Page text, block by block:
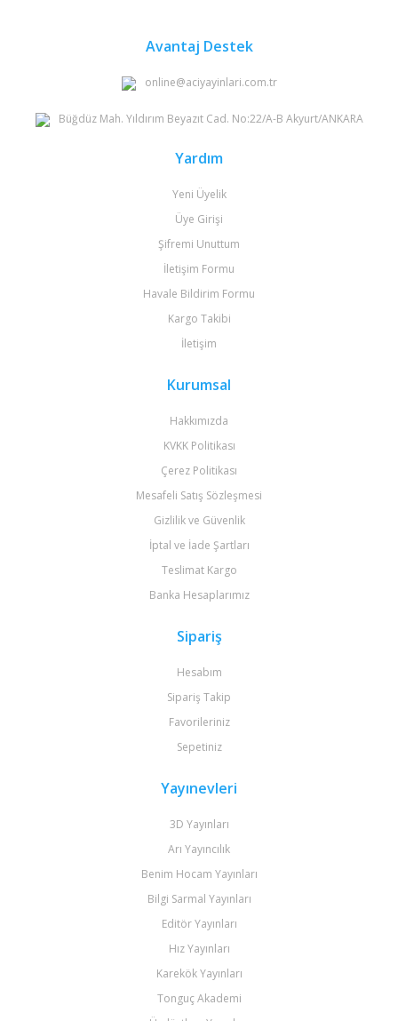
Avantaj Destek
online@aciyayinlari.com.tr
Büğdüz Mah. Yıldırım Beyazıt Cad. No:22/A-B Akyurt/ANKARA
Yardım
Yeni Üyelik
Üye Girişi
Şifremi Unuttum
İletişim Formu
Havale Bildirim Formu
Kargo Takibi
İletişim
Kurumsal
Hakkımızda
KVKK Politikası
Çerez Politikası
Mesafeli Satış Sözleşmesi
Gizlilik ve Güvenlik
İptal ve İade Şartları
Teslimat Kargo
Banka Hesaplarımız
Sipariş
Hesabım
Sipariş Takip
Favorileriniz
Sepetiniz
Yayınevleri
3D Yayınları
Arı Yayıncılık
Benim Hocam Yayınları
Bilgi Sarmal Yayınları
Editör Yayınları
Hız Yayınları
Karekök Yayınları
Tonguç Akademi